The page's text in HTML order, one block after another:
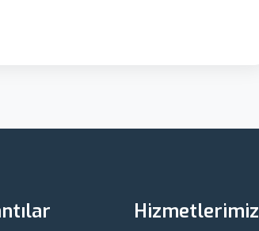
Hizmetlerimiz